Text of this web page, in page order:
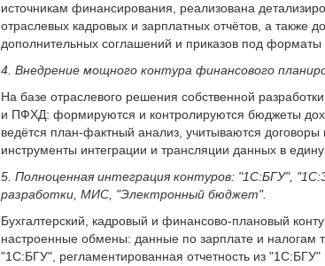
источникам финансирования, реализована
отраслевых кадровых и зарплатных отчётов, а также
дополнительных соглашений и приказов под форматы
4. Внедрение мощного контура финансового
На базе отраслевого решения собственной
и ПФХД: формируются и контролируются бюджеты
ведётся план‑фактный анализ, учитываются
инструменты интеграции и трансляции данных в
5. Полноценная интеграция контуров: "1С:БГУ",
разработки, МИС, "Электронный бюджет".
Бухгалтерский, кадровый и финансово‑плановый
настроенные обмены: данные по зарплате и налогам
"1С:БГУ", регламентированная отчетность из